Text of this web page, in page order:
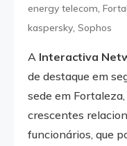
energy telecom,
kaspersky, Sophos
A Interactiva
de destaque em
sede em
crescentes
funcionários, que